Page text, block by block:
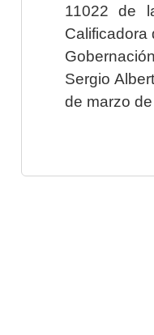
11022 de
Calificadora
Sergio
de marzo